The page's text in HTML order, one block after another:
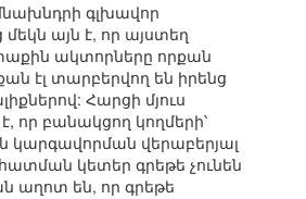
գլխավոր
մեկն այն է, որ այստեղ
ակտորները որքան
էլ տարբերվող են իրենց
Հարցի մյուս
որ բանակցող կողմերի՝
կարգավորման վերաբերյալ
հատման կետեր գրեթե չունեն
աղոտ են, որ գրեթե